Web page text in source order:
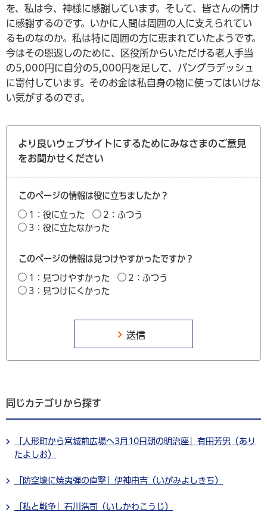
を、私は今、神様に感謝しています。そして、皆さんの情け
に感謝するのです。いかに人間は周囲の人に支えられてい
るものなのか。私は特に周囲の方に恵まれていたようです。
今はその恩返しのために、区役所からいただける老人手当
の5,000円に自分の5,000円を足して、バングラデッシュ
に寄付しています。そのお金は私自身の物に使ってはいけな
い気がするのです。
より良いウェブサイトにするためにみなさまのご意見
をお聞かせください
このページの情報は役に立ちましたか？
1：役に立った
2：ふつう
3：役に立たなかった
このページの情報は見つけやすかったですか？
1：見つけやすかった
2：ふつう
3：見つけにくかった
同じカテゴリから探す
「人形町から宮城前広場へ3月10日朝の明治座」有田芳男（あり
たよしお）
「防空壕に焼夷弾の直撃」伊神由吉（いがみよしきち）
「私と戦争」石川浩司（いしかわこうじ）